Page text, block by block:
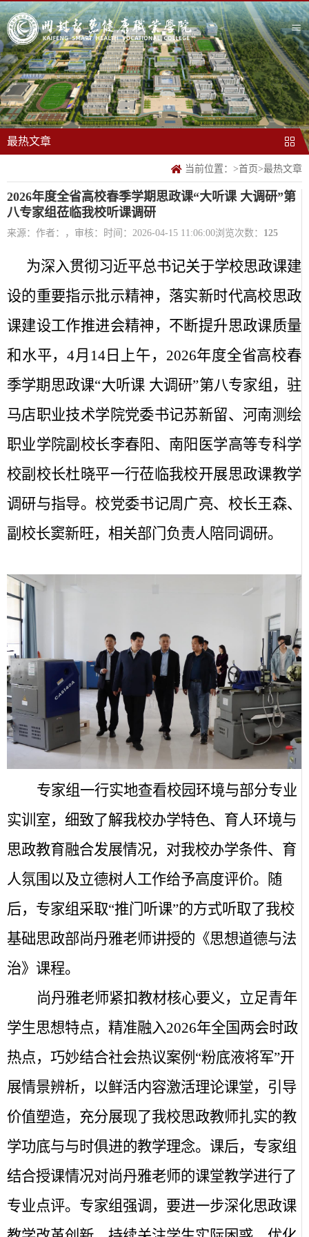
最热文章
当前位置： >首页>最热文章
2026年度全省高校春季学期思政课“大听课 大调研”第
八专家组莅临我校听课调研
来源： 作者：，审核： 时间：2026-04-15 11:06:00浏览次数： 125
为深入贯彻习近平总书记关于学校思政课建
设的重要指示批示精神，落实新时代高校思政
课建设工作推进会精神，不断提升思政课质量
和水平，4月 14日上午， 2026年度全省高校春
季学期思政课“大听课 大调研”第八专家组，驻
马店职业技术学院党委书记苏新留、河南测绘
职业学院副校长李春阳、南阳医学高等专科学
校副校长杜晓平一行莅临我校开展思政课教学
调研与指导。校党委书记周广亮、校长王森、
副校长窦新旺，相关部门负责人陪同调研。
专家组一行实地查看校园环境与部分专业
实训室，细致了解我校办学特色、育人环境与
思政教育融合发展情况，对我校办学条件、育
人氛围以及立德树人工作给予高度评价。随
后，专家组采取“推门听课”的方式听取了我校
基础思政部尚丹雅老师讲授的《思想道德与法
治》课程。
尚丹雅老师紧扣教材核心要义，立足青年
学生思想特点，精准融入2026年全国两会时政
热点，巧妙结合社会热议案例“粉底液将军”开
展情景辨析，以鲜活内容激活理论课堂，引导
价值塑造，充分展现了我校思政教师扎实的教
学功底与与时俱进的教学理念。课后，专家组
结合授课情况对尚丹雅老师的课堂教学进行了
专业点评。专家组强调，要进一步深化思政课